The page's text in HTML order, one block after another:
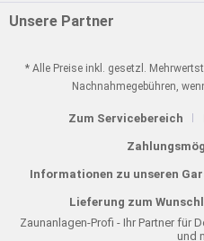
Unsere Partner
* Alle Preise inkl. gesetzl.
Nachnahmegebühren,
Zum Servicebereich
Informationen zu unseren
Lieferung zum
Zaunanlagen-Profi - Ihr Partner für
und